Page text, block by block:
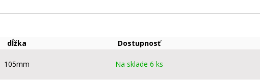
dĺžka Dostupnosť
105mm Na sklade 6 ks